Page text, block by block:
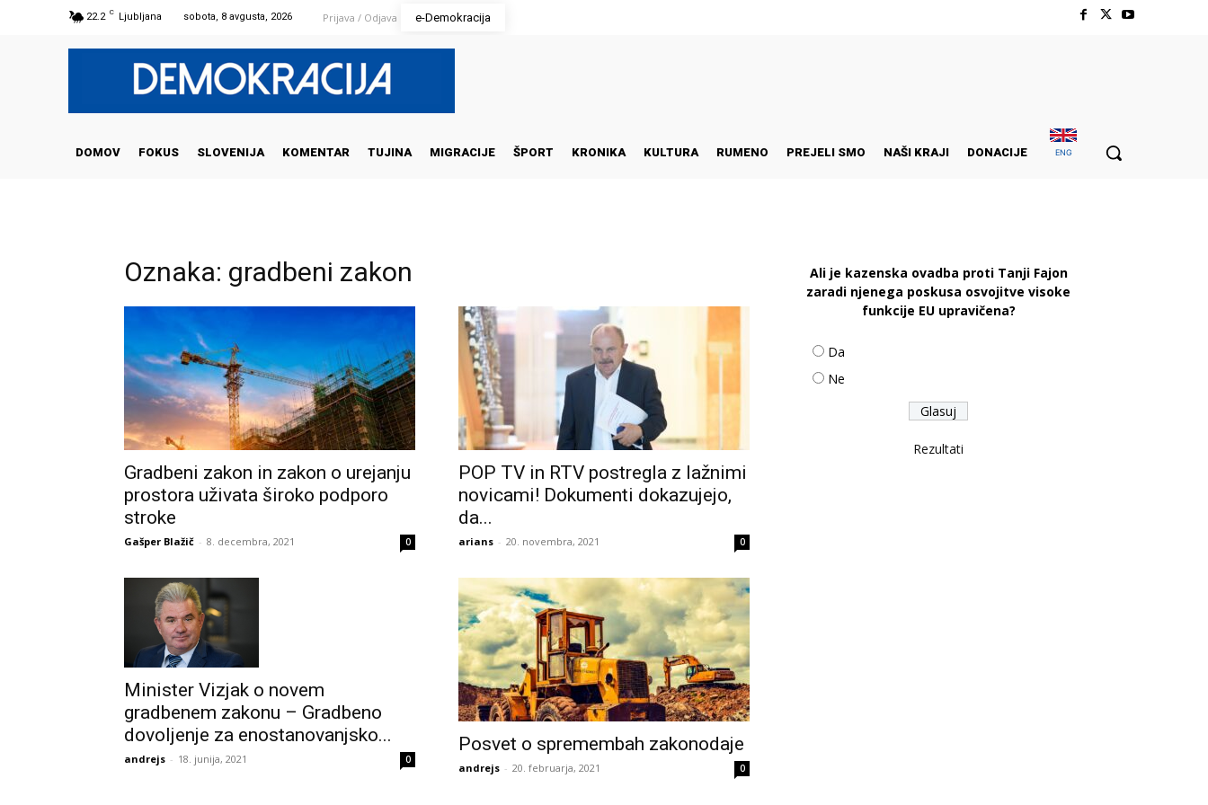
22.2 C Ljubljana sobota, 8 avgusta, 2026 Prijava / Odjava e-Demokracija
DOMOV FOKUS SLOVENIJA KOMENTAR TUJINA MIGRACIJE ŠPORT KRONIKA KULTURA RUMENO PREJELI SMO NAŠI KRAJI DONACIJE ENG
Oznaka: gradbeni zakon
Gradbeni zakon in zakon o urejanju
prostora uživata široko podporo
stroke
Gašper Blažič - 8. decembra, 2021 0
POP TV in RTV postregla z lažnimi
novicami! Dokumenti dokazujejo,
da...
arians - 20. novembra, 2021 0
Minister Vizjak o novem
gradbenem zakonu – Gradbeno
dovoljenje za enostanovanjsko...
andrejs - 18. junija, 2021 0
Posvet o spremembah zakonodaje
andrejs - 20. februarja, 2021 0
Ali je kazenska ovadba proti Tanji Fajon
zaradi njenega poskusa osvojitve visoke
funkcije EU upravičena?
Da
Ne
Rezultati